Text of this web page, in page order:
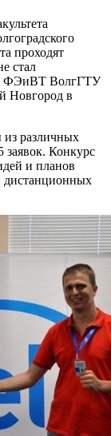
проходят
стал
ФЭиВТ ВолгГТУ
Новгород в
из различных
заявок. Конкурс
и планов
дистанционных